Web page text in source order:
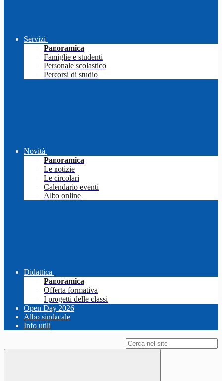
Servizi
Panoramica
Famiglie e studenti
Personale scolastico
Percorsi di studio
Novità
Panoramica
Le notizie
Le circolari
Calendario eventi
Albo online
Didattica
Panoramica
Offerta formativa
I progetti delle classi
Open Day 2026
Albo sindacale
Info utili